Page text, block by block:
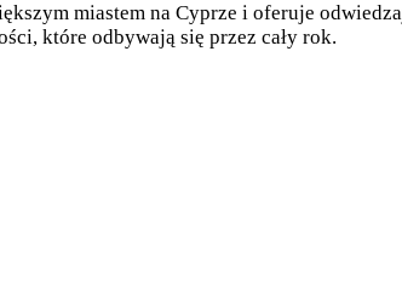
miastem na Cyprze i oferuje
które odbywają się przez cały rok.